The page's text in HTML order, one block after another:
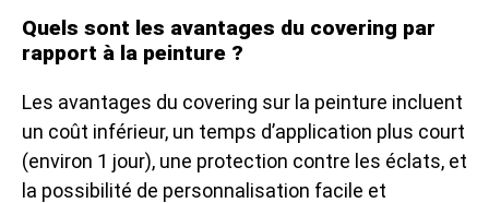
Quels sont les avantages du covering par
rapport à la peinture ?
Les avantages du covering sur la peinture incluent
un coût inférieur, un temps d’application plus court
(environ 1 jour), une protection contre les éclats, et
la possibilité de personnalisation facile et